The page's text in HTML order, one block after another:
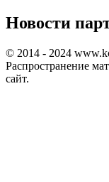
Новости
© 2014 - 2024
Распространение
сайт.